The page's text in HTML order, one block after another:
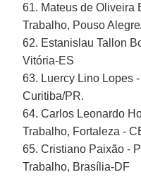
61. Mateus de Oliveira
Trabalho, Pouso
62. Estanislau Tallon
Vitória-ES
63. Luercy Lino Lopes
Curitiba/PR.
64. Carlos Leonardo
Trabalho, Fortaleza -
65. Cristiano Paixão -
Trabalho, Brasília-DF